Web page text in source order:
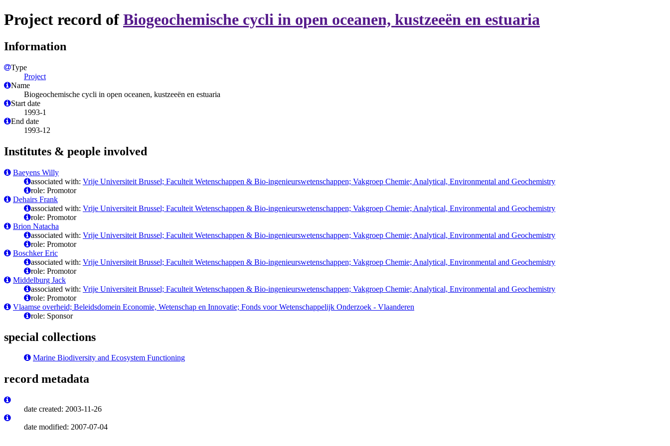
Project record of Biogeochemische cycli in open oceanen, kustzeeën en estuaria
Information
Type
Project
Name
Biogeochemische cycli in open oceanen, kustzeeën en estuaria
Start date
1993-1
End date
1993-12
Institutes & people involved
Baeyens Willy
associated with: Vrije Universiteit Brussel; Faculteit Wetenschappen & Bio-ingenieurswetenschappen; Vakgroep Chemie; Analytical, Environmental and Geochemistry
role: Promotor
Dehairs Frank
associated with: Vrije Universiteit Brussel; Faculteit Wetenschappen & Bio-ingenieurswetenschappen; Vakgroep Chemie; Analytical, Environmental and Geochemistry
role: Promotor
Brion Natacha
associated with: Vrije Universiteit Brussel; Faculteit Wetenschappen & Bio-ingenieurswetenschappen; Vakgroep Chemie; Analytical, Environmental and Geochemistry
role: Promotor
Boschker Eric
associated with: Vrije Universiteit Brussel; Faculteit Wetenschappen & Bio-ingenieurswetenschappen; Vakgroep Chemie; Analytical, Environmental and Geochemistry
role: Promotor
Middelburg Jack
associated with: Vrije Universiteit Brussel; Faculteit Wetenschappen & Bio-ingenieurswetenschappen; Vakgroep Chemie; Analytical, Environmental and Geochemistry
role: Promotor
Vlaamse overheid; Beleidsdomein Economie, Wetenschap en Innovatie; Fonds voor Wetenschappelijk Onderzoek - Vlaanderen
role: Sponsor
special collections
Marine Biodiversity and Ecosystem Functioning
record metadata
date created: 2003-11-26
date modified: 2007-07-04